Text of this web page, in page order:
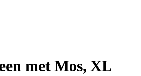
met Mos, XL